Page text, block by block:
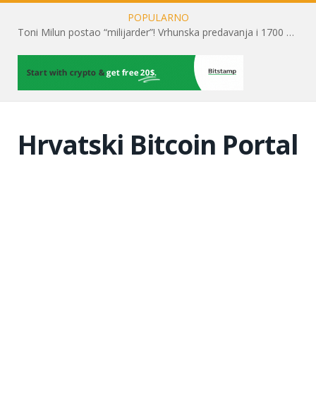
POPULARNO
Toni Milun postao “milijarder”! Vrhunska predavanja i 1700 posjetitelja obilježili su mjesec financijske pismenosti
Hrvatski Bitcoin Portal